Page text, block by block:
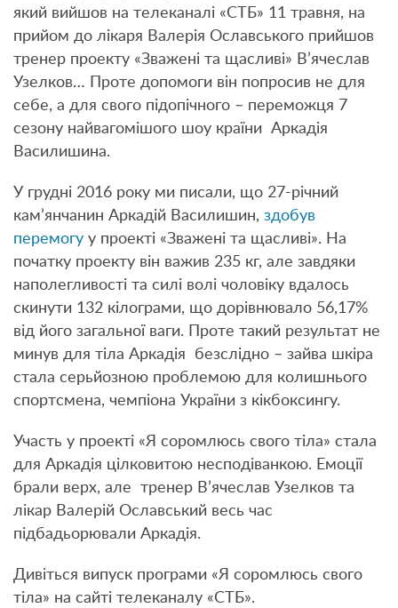
який вийшов на телеканалі «СТБ» 11 травня, на
прийом до лікаря Валерія Ославського прийшов
тренер проекту «Зважені та щасливі» В’ячеслав
Узелков… Проте допомоги він попросив не для
себе, а для свого підопічного – переможця 7
сезону найвагомішого шоу країни Аркадія
Василишина.
У грудні 2016 року ми писали, що 27-річний
кам’янчанин Аркадій Василишин, здобув
перемогу у проекті «Зважені та щасливі». На
початку проекту він важив 235 кг, але завдяки
наполегливості та силі волі чоловіку вдалось
скинути 132 кілограми, що дорівнювало 56,17%
від його загальної ваги. Проте такий результат не
минув для тіла Аркадія безслідно – зайва шкіра
стала серьйозною проблемою для колишнього
спортсмена, чемпіона України з кікбоксингу.
Участь у проекті «Я соромлюсь свого тіла» стала
для Аркадія цілковитою несподіванкою. Емоції
брали верх, але тренер В’ячеслав Узелков та
лікар Валерій Ославський весь час
підбадьорювали Аркадія.
Дивіться випуск програми «Я соромлюсь свого
тіла» на сайті телеканалу «СТБ».